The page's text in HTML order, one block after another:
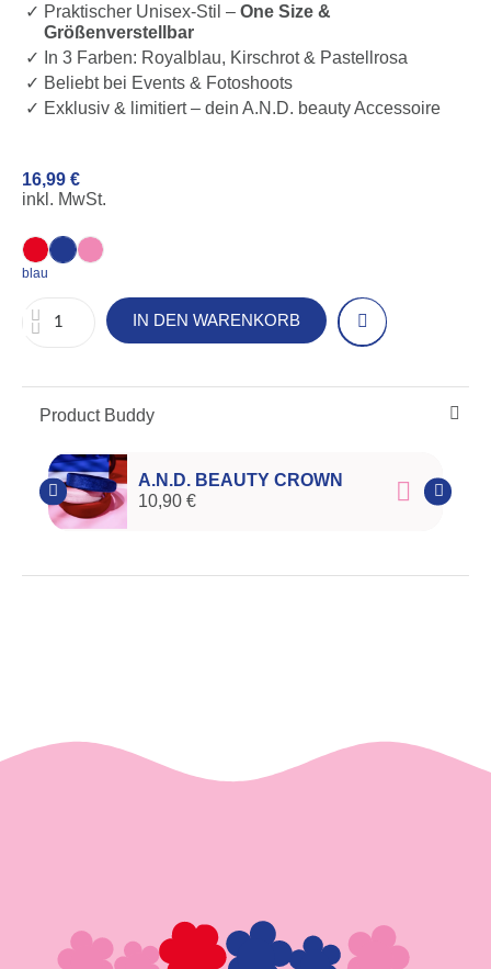
Praktischer Unisex-Stil – One Size &
Größenverstellbar
In 3 Farben: Royalblau, Kirschrot & Pastellrosa
Beliebt bei Events & Fotoshoots
Exklusiv & limitiert – dein A.N.D. beauty Accessoire
16,99 €
inkl. MwSt.
blau
IN DEN WARENKORB
Product Buddy
A.N.D. BEAUTY CROWN
10,90 €